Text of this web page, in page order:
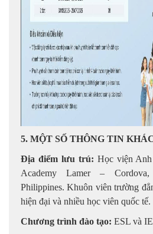
5. MỘT SỐ THÔNG TIN
Địa điểm lưu trú: Học viện
Academy Lamer –
Philippines. Khuôn viên trường
hiện đại và nhiều học viên quốc tế.
Chương trình đào tạo: ESL và